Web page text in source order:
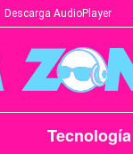
Descarga AudioPlayer
Tecnología